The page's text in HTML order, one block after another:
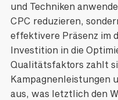
und Techniken
CPC reduzieren,
effektivere Präsenz im
Investition in die
Qualitätsfaktors zahlt
Kampagnenleistungen
aus, was letztlich den